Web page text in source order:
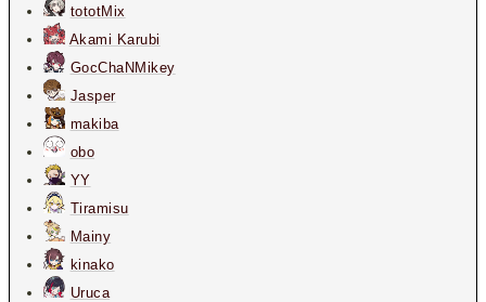
tototMix
Akami Karubi
GocChaNMikey
Jasper
makiba
obo
YY
Tiramisu
Mainy
kinako
Uruca